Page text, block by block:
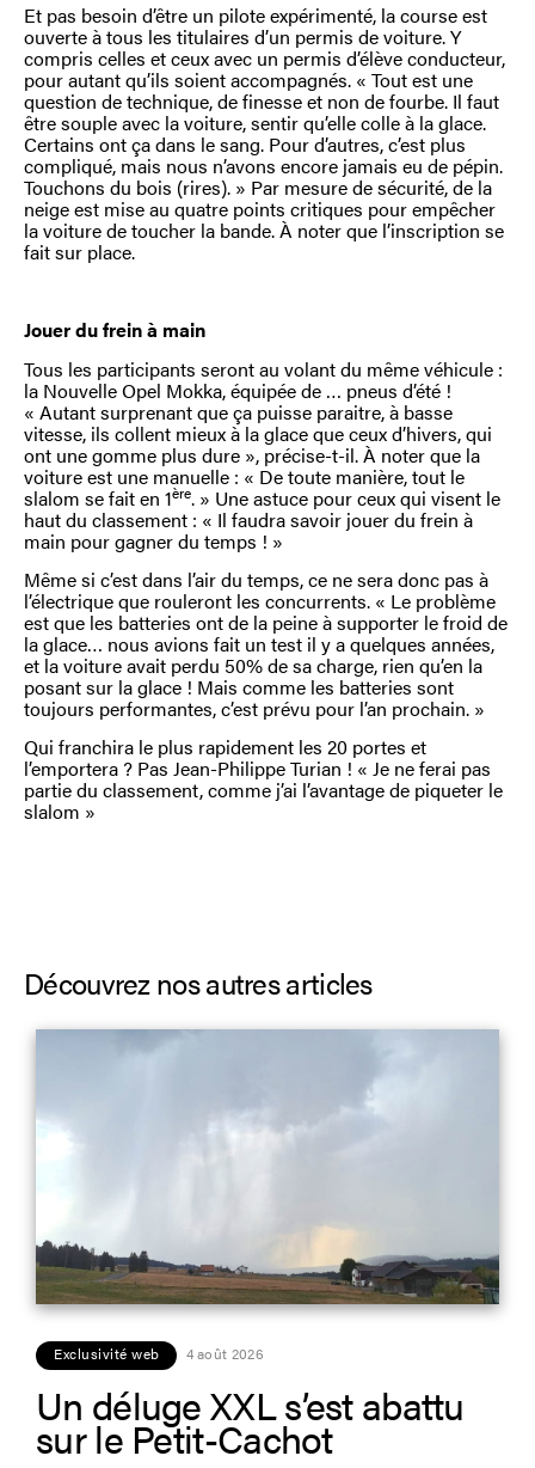
Et pas besoin d’être un pilote expérimenté, la course est
ouverte à tous les titulaires d’un permis de voiture. Y
compris celles et ceux avec un permis d’élève conducteur,
pour autant qu’ils soient accompagnés. « Tout est une
question de technique, de finesse et non de fourbe. Il faut
être souple avec la voiture, sentir qu’elle colle à la glace.
Certains ont ça dans le sang. Pour d’autres, c’est plus
compliqué, mais nous n’avons encore jamais eu de pépin.
Touchons du bois (rires). » Par mesure de sécurité, de la
neige est mise au quatre points critiques pour empêcher
la voiture de toucher la bande. À noter que l’inscription se
fait sur place.
Jouer du frein à main
Tous les participants seront au volant du même véhicule :
la Nouvelle Opel Mokka, équipée de … pneus d’été !
« Autant surprenant que ça puisse paraitre, à basse
vitesse, ils collent mieux à la glace que ceux d’hivers, qui
ont une gomme plus dure », précise-t-il. À noter que la
voiture est une manuelle : « De toute manière, tout le
slalom se fait en 1ère. » Une astuce pour ceux qui visent le
haut du classement : « Il faudra savoir jouer du frein à
main pour gagner du temps ! »
Même si c’est dans l’air du temps, ce ne sera donc pas à
l’électrique que rouleront les concurrents. « Le problème
est que les batteries ont de la peine à supporter le froid de
la glace… nous avions fait un test il y a quelques années,
et la voiture avait perdu 50% de sa charge, rien qu’en la
posant sur la glace ! Mais comme les batteries sont
toujours performantes, c’est prévu pour l’an prochain. »
Qui franchira le plus rapidement les 20 portes et
l’emportera ? Pas Jean-Philippe Turian ! « Je ne ferai pas
partie du classement, comme j’ai l’avantage de piqueter le
slalom »
Découvrez nos autres articles
Exclusivité web 4 août 2026
Un déluge XXL s’est abattu
sur le Petit-Cachot